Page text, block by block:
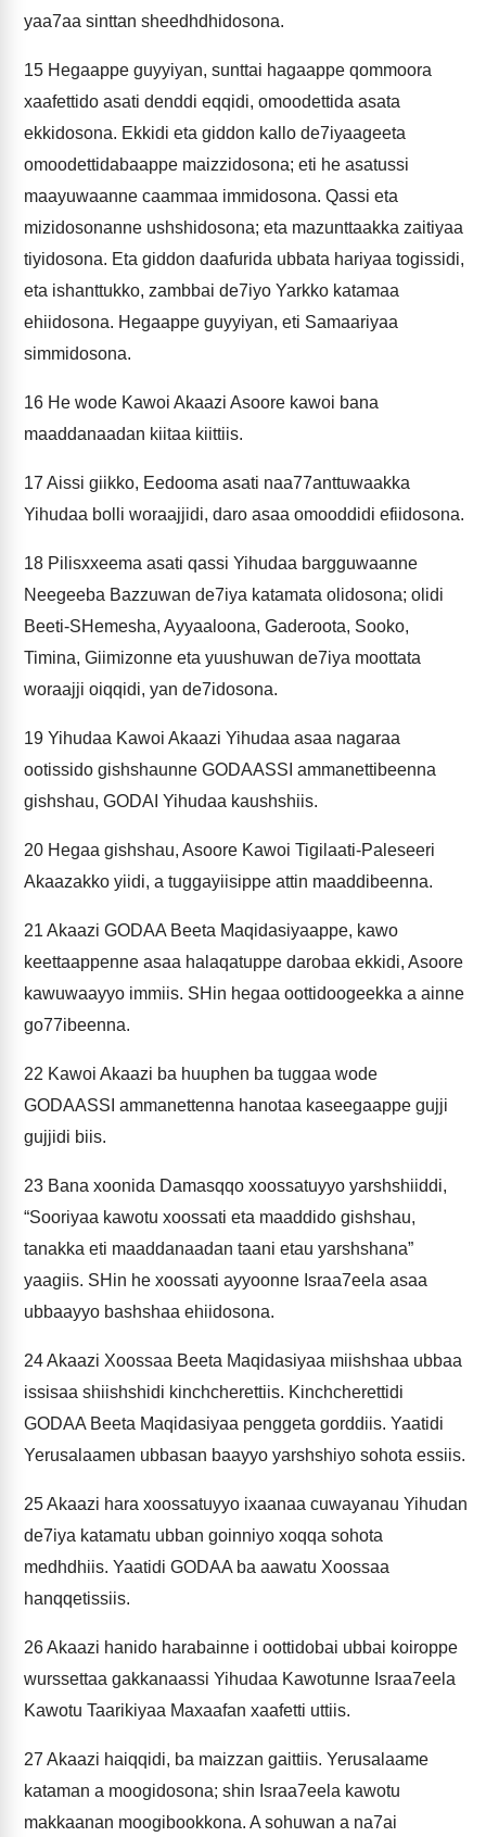
yaa7aa sinttan sheedhdhidosona.
15 Hegaappe guyyiyan, sunttai hagaappe qommoora
xaafettido asati denddi eqqidi, omoodettida asata
ekkidosona. Ekkidi eta giddon kallo de7iyaageeta
omoodettidabaappe maizzidosona; eti he asatussi
maayuwaanne caammaa immidosona. Qassi eta
mizidosonanne ushshidosona; eta mazunttaakka zaitiyaa
tiyidosona. Eta giddon daafurida ubbata hariyaa togissidi,
eta ishanttukko, zambbai de7iyo Yarkko katamaa
ehiidosona. Hegaappe guyyiyan, eti Samaariyaa
simmidosona.
16 He wode Kawoi Akaazi Asoore kawoi bana
maaddanaadan kiitaa kiittiis.
17 Aissi giikko, Eedooma asati naa77anttuwaakka
Yihudaa bolli woraajjidi, daro asaa omooddidi efiidosona.
18 Pilisxxeema asati qassi Yihudaa bargguwaanne
Neegeeba Bazzuwan de7iya katamata olidosona; olidi
Beeti-SHemesha, Ayyaaloona, Gaderoota, Sooko,
Timina, Giimizonne eta yuushuwan de7iya moottata
woraajji oiqqidi, yan de7idosona.
19 Yihudaa Kawoi Akaazi Yihudaa asaa nagaraa
ootissido gishshaunne GODAASSI ammanettibeenna
gishshau, GODAI Yihudaa kaushshiis.
20 Hegaa gishshau, Asoore Kawoi Tigilaati-Paleseeri
Akaazakko yiidi, a tuggayiisippe attin maaddibeenna.
21 Akaazi GODAA Beeta Maqidasiyaappe, kawo
keettaappenne asaa halaqatuppe darobaa ekkidi, Asoore
kawuwaayyo immiis. SHin hegaa oottidoogeekka a ainne
go77ibeenna.
22 Kawoi Akaazi ba huuphen ba tuggaa wode
GODAASSI ammanettenna hanotaa kaseegaappe gujji
gujjidi biis.
23 Bana xoonida Damasqqo xoossatuyyo yarshshiiddi,
“Sooriyaa kawotu xoossati eta maaddido gishshau,
tanakka eti maaddanaadan taani etau yarshshana”
yaagiis. SHin he xoossati ayyoonne Israa7eela asaa
ubbaayyo bashshaa ehiidosona.
24Akaazi Xoossaa Beeta Maqidasiyaa miishshaa ubbaa
issisaa shiishshidi kinchcherettiis. Kinchcherettidi
GODAA Beeta Maqidasiyaa penggeta gorddiis. Yaatidi
Yerusalaamen ubbasan baayyo yarshshiyo sohota essiis.
25Akaazi hara xoossatuyyo ixaanaa cuwayanau Yihudan
de7iya katamatu ubban goinniyo xoqqa sohota
medhdhiis. Yaatidi GODAA ba aawatu Xoossaa
hanqqetissiis.
26Akaazi hanido harabainne i oottidobai ubbai koiroppe
wurssettaa gakkanaassi Yihudaa Kawotunne Israa7eela
Kawotu Taarikiyaa Maxaafan xaafetti uttiis.
27 Akaazi haiqqidi, ba maizzan gaittiis. Yerusalaame
kataman a moogidosona; shin Israa7eela kawotu
makkaanan moogibookkona. A sohuwan a na7ai